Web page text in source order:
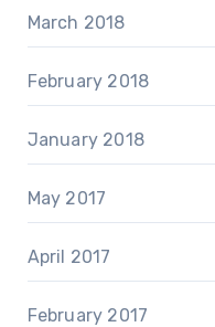
March 2018
February 2018
January 2018
May 2017
April 2017
February 2017